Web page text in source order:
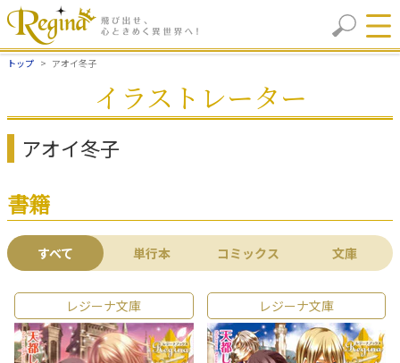
トップ アオイ冬子
イラストレーター
アオイ冬子
書籍
すべて 単行本 コミックス 文庫
レジーナ文庫 レジーナ文庫